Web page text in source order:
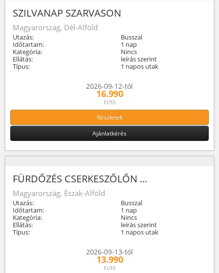
SZILVANAP SZARVASON
Magyarország, Dél-Alföld
Utazás:
Busszal
Időtartam:
1 nap
Kategória:
Nincs
Ellátás:
leírás szerint
Típus:
1 napos utak
2026-09-12-tól
16.990
Ft/fő
Részletek
Ajánlatkérés
FÜRDŐZÉS CSERKESZŐLŐN ...
Magyarország, Észak-Alföld
Utazás:
Busszal
Időtartam:
1 nap
Kategória:
Nincs
Ellátás:
leírás szerint
Típus:
1 napos utak
2026-09-13-tól
13.990
Ft/fő